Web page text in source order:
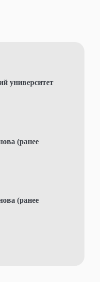
университет
(ранее
(ранее